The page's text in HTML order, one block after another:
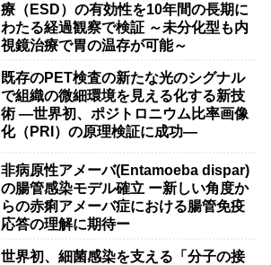
療（ESD）の有効性を10年間の長期に
わたる経過観察で検証 ～未分化型も内
視鏡治療で胃の温存が可能～
既存のPET検査の新たな光のシグナル
で組織の微細環境を見える化する新技
術 ―世界初、ポジトロニウム比率画像
化（PRI）の原理検証に成功―
非病原性アメーバ(Entamoeba dispar)
の腸管感染モデル確立 ー新しい角度か
らの赤痢アメーバ症における腸管免疫
応答の理解に期待ー
世界初、細菌感染を支える「分子の接